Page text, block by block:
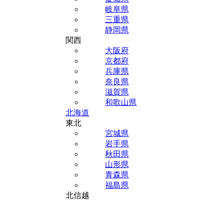
岐阜県
三重県
静岡県
関西
大阪府
京都府
兵庫県
奈良県
滋賀県
和歌山県
北海道
東北
宮城県
岩手県
秋田県
山形県
青森県
福島県
北信越